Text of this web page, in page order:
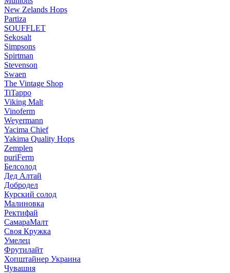
New Zelands Hops
Partiza
SOUFFLET
Sekosalt
Simpsons
Spirtman
Stevenson
Swaen
The Vintage Shop
TiTappo
Viking Malt
Vinoferm
Weyermann
Yacima Chief
Yakima Quality Hops
Zemplen
puriFerm
Белсолод
Дед Алтай
Добродел
Курский солод
Малиновка
Ректифай
СамараМалт
Своя Кружка
Умелец
Фрутилайт
Хопштайнер Украина
Чувашия